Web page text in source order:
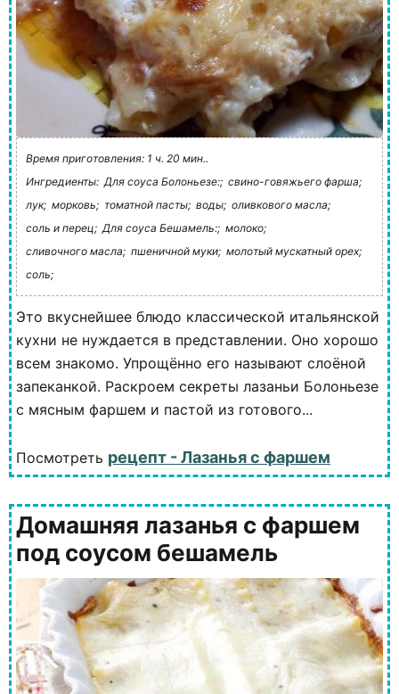
Время приготовления: 1 ч. 20 мин..
Ингредиенты: Для соуса Болоньезе:; свино-говяжьего фарша;
лук; морковь; томатной пасты; воды; оливкового масла;
соль и перец; Для соуса Бешамель:; молоко;
сливочного масла; пшеничной муки; молотый мускатный орех;
соль;
Это вкуснейшее блюдо классической итальянской
кухни не нуждается в представлении. Оно хорошо
всем знакомо. Упрощённо его называют слоёной
запеканкой. Раскроем секреты лазаньи Болоньезе
с мясным фаршем и пастой из готового...
Посмотреть рецепт - Лазанья с фаршем
Домашняя лазанья с фаршем
под соусом бешамель